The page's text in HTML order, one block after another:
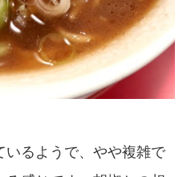
いるようで、やや複雑で